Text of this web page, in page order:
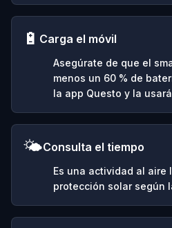
🔋 Carga el móvil
Asegúrate de que el
menos un 60 % de
la app Questo y la
🌤️Consulta el tiempo
Es una actividad al aire
protección solar según